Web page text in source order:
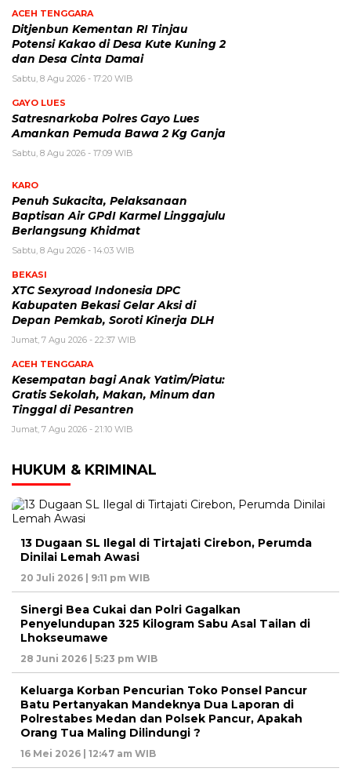
ACEH TENGGARA
Ditjenbun Kementan RI Tinjau
Potensi Kakao di Desa Kute Kuning 2
dan Desa Cinta Damai
Sabtu, 8 Agu 2026 - 17:20 WIB
GAYO LUES
Satresnarkoba Polres Gayo Lues
Amankan Pemuda Bawa 2 Kg Ganja
Sabtu, 8 Agu 2026 - 17:09 WIB
KARO
Penuh Sukacita, Pelaksanaan
Baptisan Air GPdI Karmel Linggajulu
Berlangsung Khidmat
Sabtu, 8 Agu 2026 - 14:03 WIB
BEKASI
XTC Sexyroad Indonesia DPC
Kabupaten Bekasi Gelar Aksi di
Depan Pemkab, Soroti Kinerja DLH
Jumat, 7 Agu 2026 - 22:37 WIB
ACEH TENGGARA
Kesempatan bagi Anak Yatim/Piatu:
Gratis Sekolah, Makan, Minum dan
Tinggal di Pesantren
Jumat, 7 Agu 2026 - 21:10 WIB
HUKUM & KRIMINAL
13 Dugaan SL Ilegal di Tirtajati Cirebon, Perumda
Dinilai Lemah Awasi
20 Juli 2026 | 9:11 pm WIB
Sinergi Bea Cukai dan Polri Gagalkan
Penyelundupan 325 Kilogram Sabu Asal Tailan di
Lhokseumawe
28 Juni 2026 | 5:23 pm WIB
Keluarga Korban Pencurian Toko Ponsel Pancur
Batu Pertanyakan Mandeknya Dua Laporan di
Polrestabes Medan dan Polsek Pancur, Apakah
Orang Tua Maling Dilindungi ?
16 Mei 2026 | 12:47 am WIB